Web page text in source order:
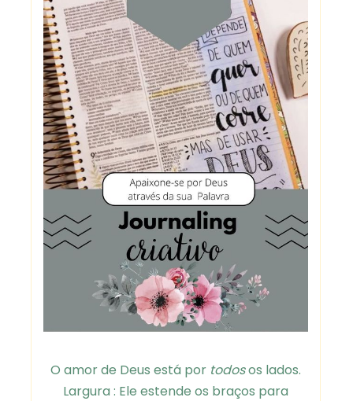
O amor de Deus está por todosos lados.
Largura : Ele estende os braços para